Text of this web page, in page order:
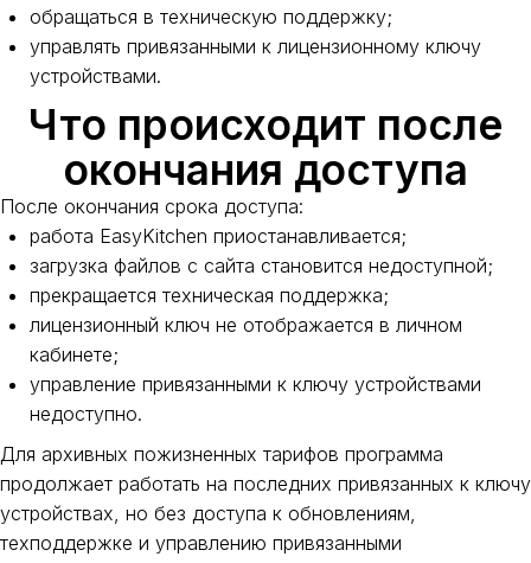
обращаться в техническую поддержку;
управлять привязанными к лицензионному ключу
устройствами.
Что происходит после
окончания доступа
После окончания срока доступа:
работа EasyKitchen приостанавливается;
загрузка файлов с сайта становится недоступной;
прекращается техническая поддержка;
лицензионный ключ не отображается в личном
кабинете;
управление привязанными к ключу устройствами
недоступно.
Для архивных пожизненных тарифов программа
продолжает работать на последних привязанных к ключу
устройствах, но без доступа к обновлениям,
техподдержке и управлению привязанными